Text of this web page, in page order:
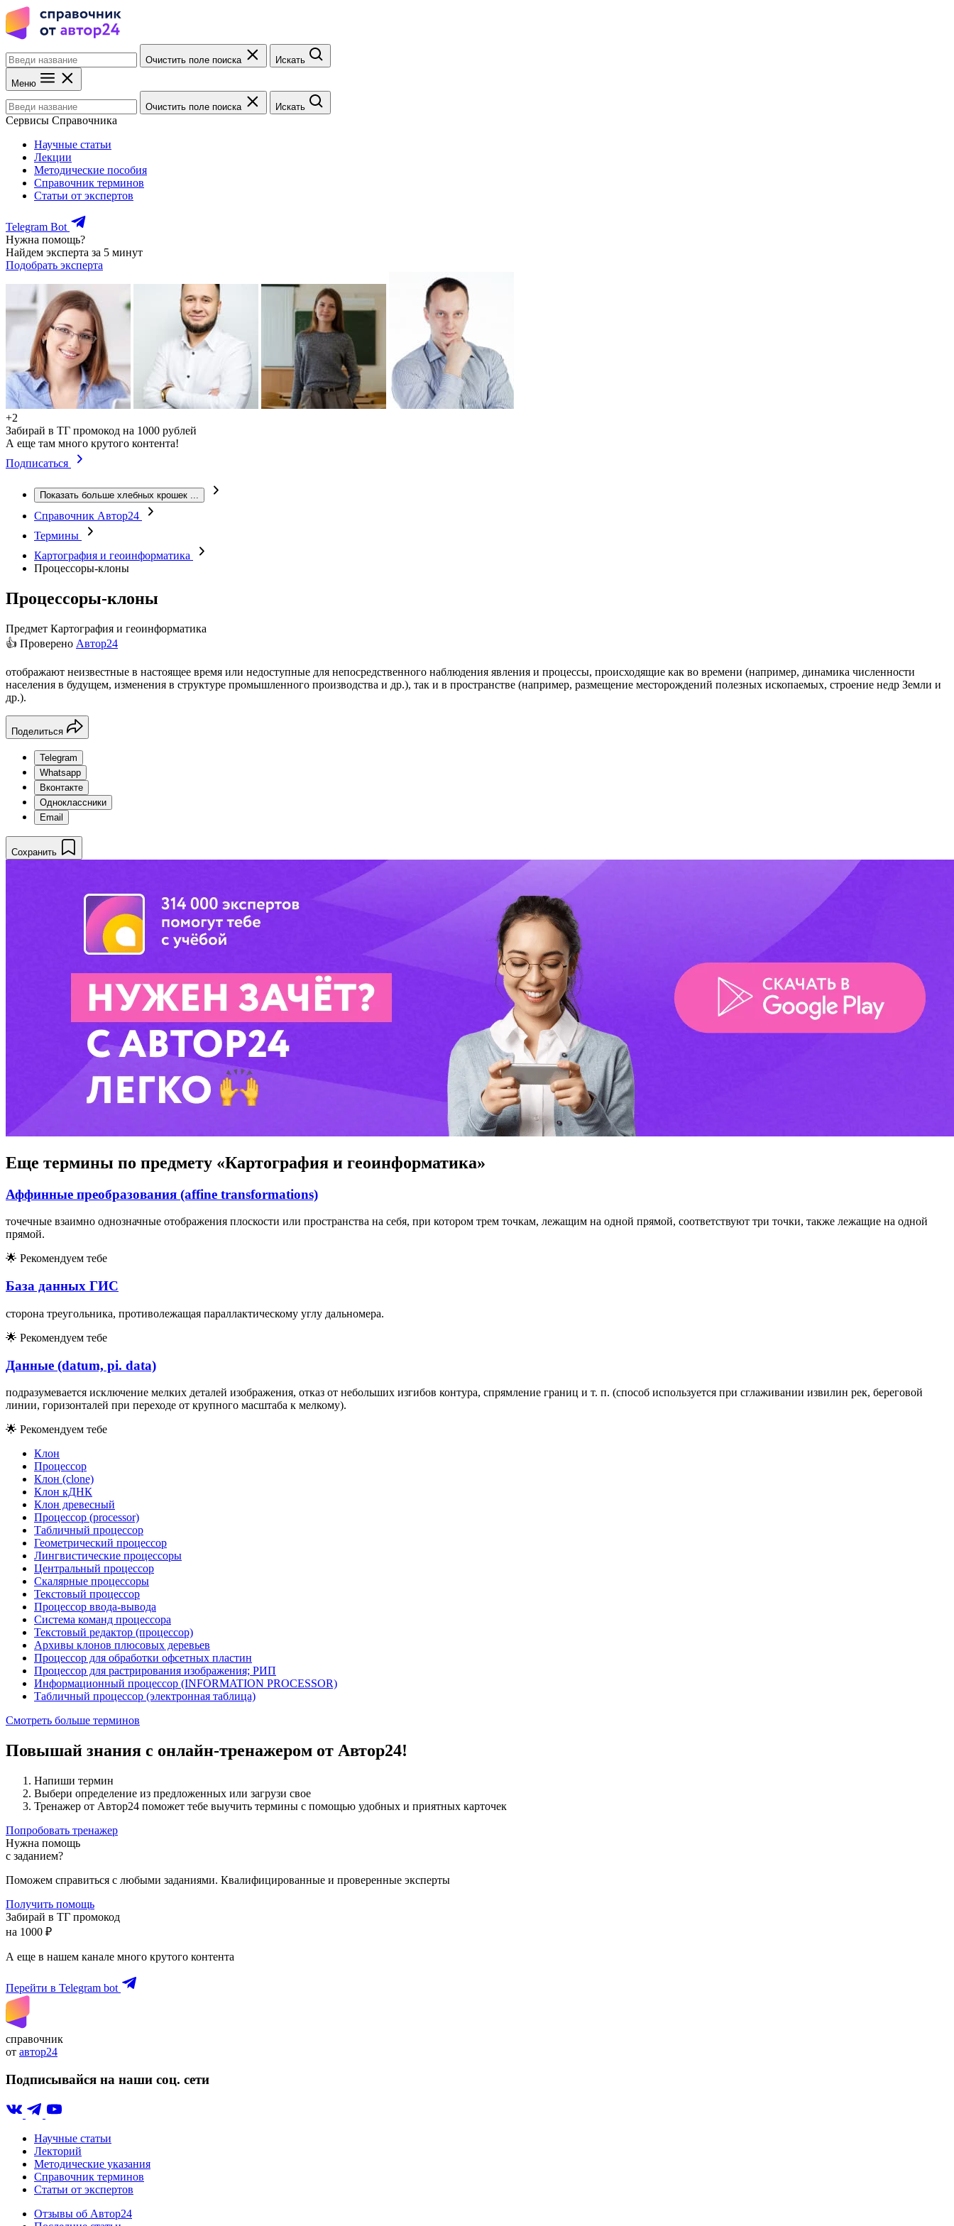
Очистить поле поиска Искать
Меню
Очистить поле поиска Искать
Сервисы Справочника
Научные статьи
Лекции
Методические пособия
Справочник терминов
Статьи от экспертов
Telegram Bot
Нужна помощь?
Найдем эксперта за 5 минут
Подобрать эксперта
+2
Забирай в ТГ промокод на 1000 рублей
А еще там много крутого контента!
Подписаться
Показать больше хлебных крошек ...
Справочник Автор24
Термины
Картография и геоинформатика
Процессоры-клоны
Процессоры-клоны
Предмет Картография и геоинформатика
👍 Проверено Автор24
отображают неизвестные в настоящее время или недоступные для непосредственного наблюдения явления и процессы, происходящие как во времени (например, динамика численности
населения в будущем, изменения в структуре промышленного производства и др.), так и в пространстве (например, размещение месторождений полезных ископаемых, строение недр Земли и
др.).
Поделиться
Telegram
Whatsapp
Вконтакте
Одноклассники
Email
Сохранить
Еще термины по предмету «Картография и геоинформатика»
Аффинные преобразования (affine transformations)
точечные взаимно однозначные отображения плоскости или пространства на себя, при котором трем точкам, лежащим на одной прямой, соответствуют три точки, также лежащие на одной
прямой.
🌟 Рекомендуем тебе
База данных ГИС
сторона треугольника, противолежащая параллактическому углу дальномера.
🌟 Рекомендуем тебе
Данные (datum, pi. data)
подразумевается исключение мелких деталей изображения, отказ от небольших изгибов контура, спрямление границ и т. п. (способ используется при сглаживании извилин рек, береговой
линии, горизонталей при переходе от крупного масштаба к мелкому).
🌟 Рекомендуем тебе
Клон
Процессор
Клон (clone)
Клон кДНК
Клон древесный
Процессор (processor)
Табличный процессор
Геометрический процессор
Лингвистические процессоры
Центральный процессор
Скалярные процессоры
Текстовый процессор
Процессор ввода-вывода
Система команд процессора
Текстовый редактор (процессор)
Архивы клонов плюсовых деревьев
Процессор для обработки офсетных пластин
Процессор для растрирования изображения; РИП
Информационный процессор (INFORMATION PROCESSOR)
Табличный процессор (электронная таблица)
Смотреть больше терминов
Повышай знания с онлайн-тренажером от Автор24!
Напиши термин
Выбери определение из предложенных или загрузи свое
Тренажер от Автор24 поможет тебе выучить термины с помощью удобных и приятных карточек
Попробовать тренажер
Нужна помощь
с заданием?
Поможем справиться с любыми заданиями. Квалифицированные и проверенные эксперты
Получить помощь
Забирай в ТГ промокод
на 1000 ₽
А еще в нашем канале много крутого контента
Перейти в Telegram bot
справочник
от автор24
Подписывайся на наши соц. сети
Научные статьи
Лекторий
Методические указания
Справочник терминов
Статьи от экспертов
Отзывы об Автор24